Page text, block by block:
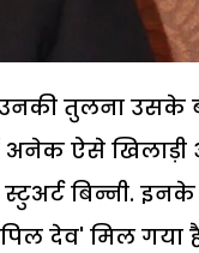
उनकी तुलना उसके
अनेक ऐसे
बिन्नी. इनके
देव' मिल गया